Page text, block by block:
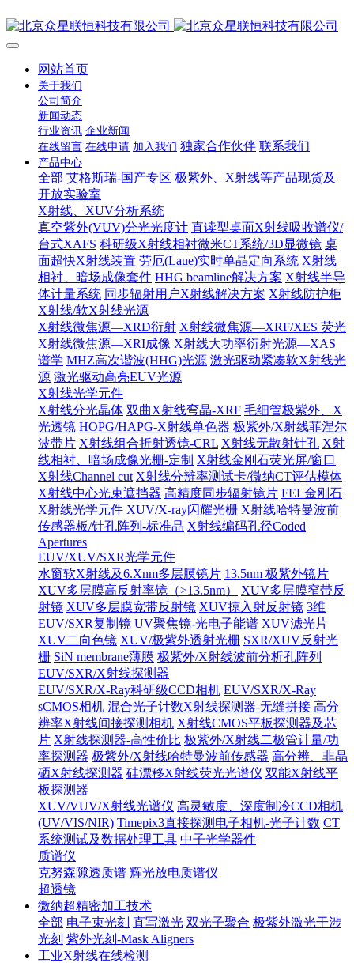
网站首页
关于我们
公司简介
新闻动态
行业资讯 企业新闻
在线留言 在线申请 加入我们 独家合作伙伴 联系我们
产品中心
全部 艾格斯瑞-国产专区 极紫外、X射线等产品现货及
开放实验室
X射线、XUV分析系统
真空紫外(VUV)分光光度计 直读型桌面X射线吸收谱仪/
台式XAFS 科研级X射线相衬微米CT系统/3D显微镜 桌
面超快X射线装置 劳厄(Laue)实时单晶定向系统 X射线
相衬、暗场成像套件 HHG beamline解决方案 X射线半导
体计量系统 同步辐射用户X射线解决方案 X射线防护柜
X射线/软X射线光源
X射线微焦源—XRD衍射 X射线微焦源—XRF/XES 荧光
X射线微焦源—XRI成像 X射线大功率衍射光源—XAS
谱学 MHZ高次谐波(HHG)光源 激光驱动紧凑软X射线光
源 激光驱动高亮EUV光源
X射线光学元件
X射线分光晶体 双曲X射线弯晶-XRF 毛细管极紫外、X
光透镜 HOPG/HAPG-X射线单色器 极紫外/X射线菲涅尔
波带片 X射线组合折射透镜-CRL X射线无散射针孔 X射
线相衬、暗场成像光栅-定制 X射线金刚石荧光屏/窗口
X射线Channel cut X射线分辨率测试卡/微纳CT评估模体
X射线中心光束遮挡器 高精度同步辐射镜片 FEL金刚石
X射线光学元件 XUV/X-ray闪耀光栅 X射线哈特曼波前
传感器板/针孔阵列-标准品 X射线编码孔径Coded
Apertures
EUV/XUV/SXR光学元件
水窗软X射线及6.Xnm多层膜镜片 13.5nm 极紫外镜片
XUV多层膜高反射率镜（>13.5nm）
XUV多层膜窄带反
射镜 XUV多层膜宽带反射镜 XUV掠入射反射镜 3维
EUV/SXR复制镜 UV聚焦镜-光电子能谱 XUV滤光片
XUV二向色镜 XUV/极紫外透射光栅 SXR/XUV反射光
栅 SiN membrane薄膜 极紫外/X射线波前分析孔阵列
EUV/SXR/X射线探测器
EUV/SXR/X-Ray科研级CCD相机 EUV/SXR/X-Ray
sCMOS相机 混合光子计数X射线探测器-无缝拼接 高分
辨率X射线间接探测相机 X射线CMOS平板探测器及芯
片 X射线探测器-高性价比 极紫外/X射线二极管计量/功
率探测器 极紫外/X射线哈特曼波前传感器 高分辨、非晶
硒X射线探测器 硅漂移X射线荧光光谱仪 双能X射线平
板探测器
XUV/VUV/X射线光谱仪 高灵敏度、深度制冷CCD相机
(UV/VIS/NIR) Timepix3直接探测电子相机-光子计数 CT
系统测试及数据处理工具 中子光学器件
质谱仪
克努森隙透质谱 辉光放电质谱仪
超透镜
微纳超精密加工技术
全部 电子束光刻 直写激光 双光子聚合 极紫外激光干涉
光刻 紫外光刻-Mask Aligners
工业X射线在线检测